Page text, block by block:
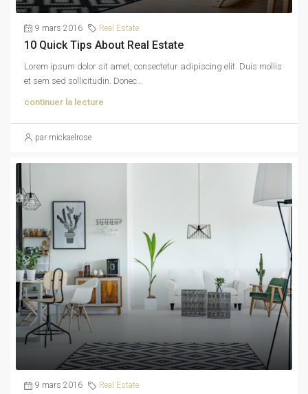
9 mars 2016 Real Estate
10 Quick Tips About Real Estate
Lorem ipsum dolor sit amet, consectetur adipiscing elit. Duis mollis
et sem sed sollicitudin. Donec...
continuer la lecture
par mickaelrose
9 mars 2016 Real Estate